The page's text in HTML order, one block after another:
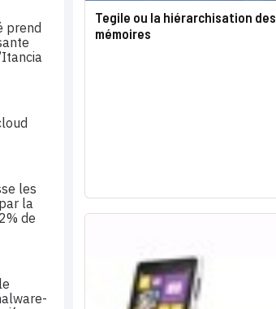
Tegile ou la hiérarchisation des
mémoires
prend
les
la
de